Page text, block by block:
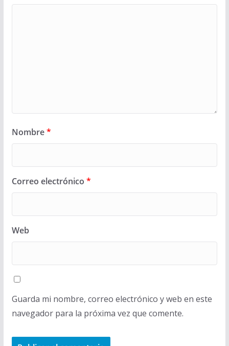
Nombre*
Correo electrónico *
Web
Guarda mi nombre, correo electrónico y web en este
navegador para la próxima vez que comente.